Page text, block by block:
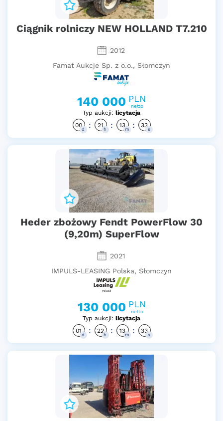
Ciągnik rolniczy NEW HOLLAND T7.210
2012
Famat Aukcje Sp. z o.o., Słomczyn
140 000 PLN
netto
Typ aukcji: licytacja
00
d : 21
h : 13
m : 32
s
Heder zbożowy Fendt PowerFlow 30
(9,20m) SuperFlow
2021
IMPULS-LEASING Polska, Słomczyn
130 000 PLN
netto
Typ aukcji: licytacja
01
d : 22
h : 13
m : 32
s